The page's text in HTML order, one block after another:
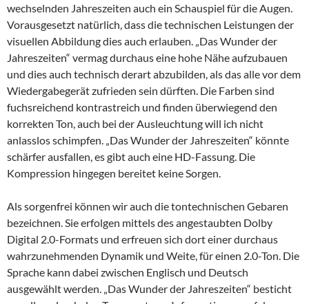
wechselnden Jahreszeiten auch ein Schauspiel für die Augen.
Vorausgesetzt natürlich, dass die technischen Leistungen der
visuellen Abbildung dies auch erlauben. „Das Wunder der
Jahreszeiten“ vermag durchaus eine hohe Nähe aufzubauen
und dies auch technisch derart abzubilden, als das alle vor dem
Wiedergabegerät zufrieden sein dürften. Die Farben sind
fuchsreichend kontrastreich und finden überwiegend den
korrekten Ton, auch bei der Ausleuchtung will ich nicht
anlasslos schimpfen. „Das Wunder der Jahreszeiten“ könnte
schärfer ausfallen, es gibt auch eine HD-Fassung. Die
Kompression hingegen bereitet keine Sorgen.
Als sorgenfrei können wir auch die tontechnischen Gebaren
bezeichnen. Sie erfolgen mittels des angestaubten Dolby
Digital 2.0-Formats und erfreuen sich dort einer durchaus
wahrzunehmenden Dynamik und Weite, für einen 2.0-Ton. Die
Sprache kann dabei zwischen Englisch und Deutsch
ausgewählt werden. „Das Wunder der Jahreszeiten“ besticht